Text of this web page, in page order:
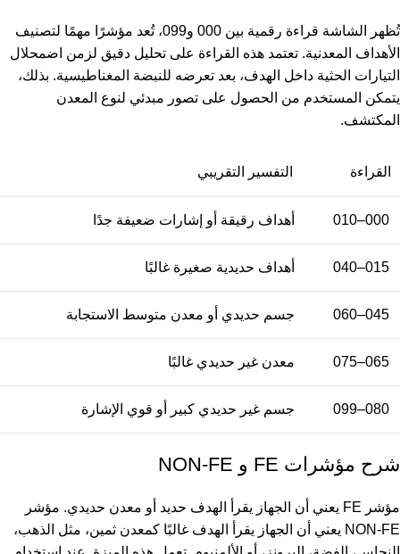
تُظهر الشاشة قراءة رقمية بين 000 و099، تُعد مؤشرًا مهمًا لتصنيف
الأهداف المعدنية. تعتمد هذه القراءة على تحليل دقيق لزمن اضمحلال
التيارات الحثية داخل الهدف، بعد تعرضه للنبضة المغناطيسية. بذلك،
يتمكن المستخدم من الحصول على تصور مبدئي لنوع المعدن
المكتشف.
القراءة التفسير التقريبي
000–010 أهداف رقيقة أو إشارات ضعيفة جدًا
015–040 أهداف حديدية صغيرة غالبًا
045–060 جسم حديدي أو معدن متوسط الاستجابة
065–075 معدن غير حديدي غالبًا
080–099 جسم غير حديدي كبير أو قوي الإشارة
شرح مؤشرات FE و NON-FE
مؤشر FE يعني أن الجهاز يقرأ الهدف حديد أو معدن حديدي. مؤشر
NON-FE يعني أن الجهاز يقرأ الهدف غالبًا كمعدن ثمين، مثل الذهب،